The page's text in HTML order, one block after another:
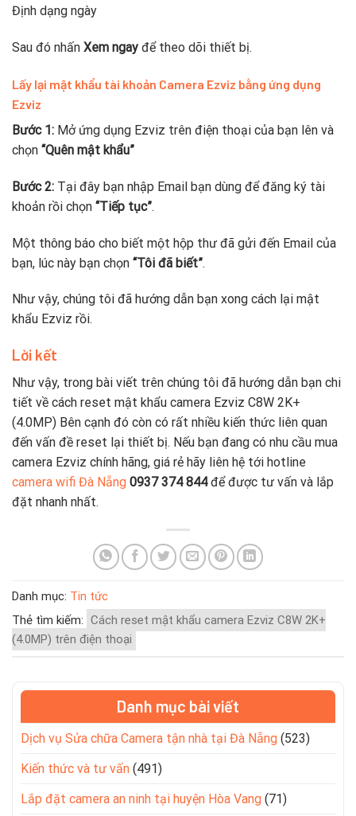
Định dạng ngày
Sau đó nhấn Xem ngay để theo dõi thiết bị.
Lấy lại mật khẩu tài khoản Camera Ezviz bằng ứng dụng
Ezviz
Bước 1: Mở ứng dụng Ezviz trên điện thoại của bạn lên và
chọn “Quên mật khẩu”
Bước 2: Tại đây bạn nhập Email bạn dùng để đăng ký tài
khoản rồi chọn “Tiếp tục”.
Một thông báo cho biết một hộp thư đã gửi đến Email của
bạn, lúc này bạn chọn “Tôi đã biết”.
Như vậy, chúng tôi đã hướng dẫn bạn xong cách lại mật
khẩu Ezviz rồi.
Lời kết
Như vậy, trong bài viết trên chúng tôi đã hướng dẫn bạn chi
tiết về cách reset mật khẩu camera Ezviz C8W 2K+
(4.0MP) Bên cạnh đó còn có rất nhiều kiến thức liên quan
đến vấn đề reset lại thiết bị. Nếu bạn đang có nhu cầu mua
camera Ezviz chính hãng, giá rẻ hãy liên hệ tới hotline
camera wifi Đà Nẵng 0937 374 844để được tư vấn và lắp
đặt nhanh nhất.
Danh mục: Tin tức
Thẻ tìm kiếm: Cách reset mật khẩu camera Ezviz C8W 2K+
(4.0MP) trên điện thoại
Danh mục bài viết
Dịch vụ Sửa chữa Camera tận nhà tại Đà Nẵng (523)
Kiến thức và tư vấn (491)
Lắp đặt camera an ninh tại huyện Hòa Vang (71)